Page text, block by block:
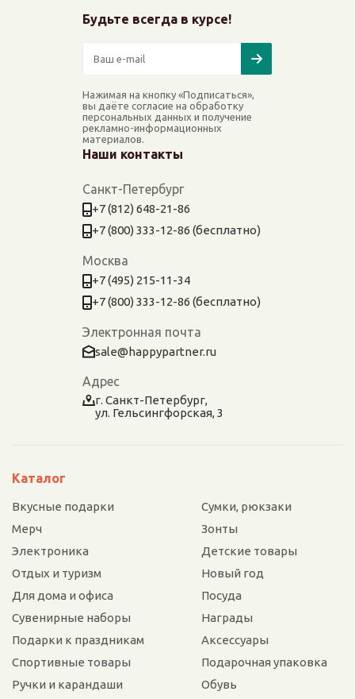
Будьте всегда в курсе!
Нажимая на кнопку «Подписаться»,
вы даёте согласие на обработку
персональных данных и получение
рекламно-информационных
материалов.
Наши контакты
Санкт-Петербург
+7 (812) 648-21-86
+7 (800) 333-12-86 (бесплатно)
Москва
+7 (495) 215-11-34
+7 (800) 333-12-86 (бесплатно)
Электронная почта
sale@happypartner.ru
Адрес
г. Санкт-Петербург,
ул. Гельсингфорская, 3
Каталог
Вкусные подарки
Мерч
Электроника
Отдых и туризм
Для дома и офиса
Сувенирные наборы
Подарки к праздникам
Спортивные товары
Ручки и карандаши
Сумки, рюкзаки
Зонты
Детские товары
Новый год
Посуда
Награды
Аксессуары
Подарочная упаковка
Обувь